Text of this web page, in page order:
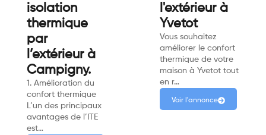
isolation
thermique
par
l’extérieur à
Campigny.
1. Amélioration du
confort thermique
L’un des principaux
avantages de l’ITE
est…
l'extérieur à
Yvetot
Vous souhaitez
améliorer le confort
thermique de votre
maison à Yvetot tout
en r…
Voir l'annonce